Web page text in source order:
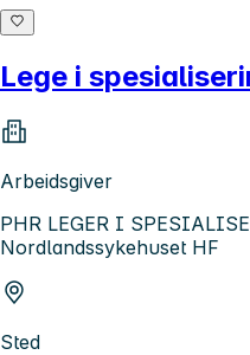
Lege i
Arbeidsgiver
PHR LEGER I
Nordlandssykehuset HF
Sted